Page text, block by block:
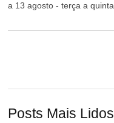
a 13 agosto - terça a quinta
Posts Mais Lidos